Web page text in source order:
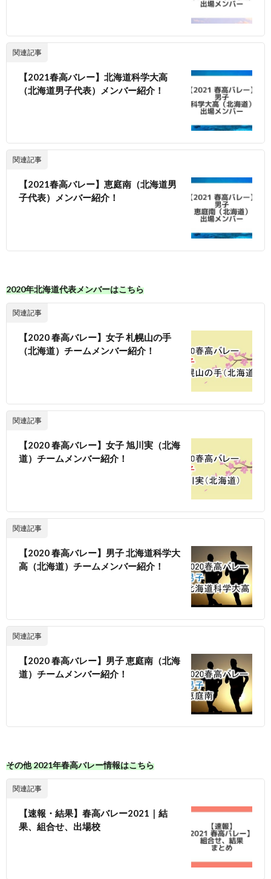
関連記事
【2021春高バレー】北海道科学大高
（北海道男子代表）メンバー紹介！
関連記事
【2021春高バレー】恵庭南（北海道男
子代表）メンバー紹介！
2020年北海道代表メンバーはこちら
関連記事
【2020 春高バレー】女子 札幌山の手
（北海道）チームメンバー紹介！
関連記事
【2020 春高バレー】女子 旭川実（北海
道）チームメンバー紹介！
関連記事
【2020 春高バレー】男子 北海道科学大
高（北海道）チームメンバー紹介！
関連記事
【2020 春高バレー】男子 恵庭南（北海
道）チームメンバー紹介！
その他 2021年春高バレー情報はこちら
関連記事
【速報・結果】春高バレー2021｜結
果、組合せ、出場校